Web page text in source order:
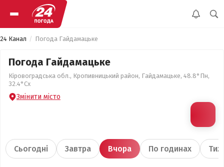
24 Канал Погода Гайдамацьке
Погода Гайдамацьке
Кіровоградська обл., Кропивницький район, Гайдамацьке, 48.8°Пн,
32.4°Сх
Змінити місто
Сьогодні Завтра Вчора По годинах